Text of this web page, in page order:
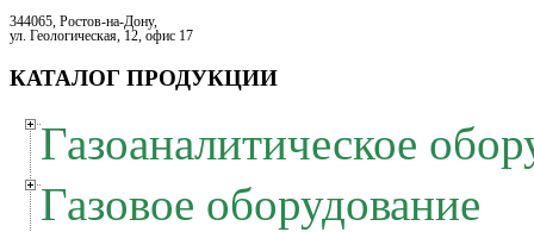
344065, Ростов-на-Дону,
ул. Геологическая, 12, офис 17
КАТАЛОГ ПРОДУКЦИИ
Газоаналитическое
Газовое оборудование